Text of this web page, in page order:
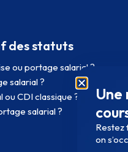
des statuts
ou portage salarial ?
salarial ?
CDI classique ?
salarial ?
Une
Restez
on